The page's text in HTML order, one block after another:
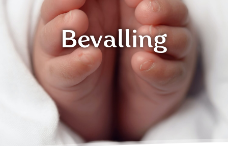
Bevalling
Kraamtijd
Anticonceptie
Kinderwens
Bevalling